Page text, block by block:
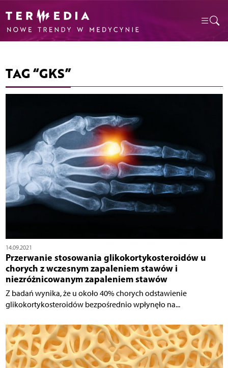
TAG “GKS”
14.09.2021
Przerwanie stosowania glikokortykosteroidów u
chorych z wczesnym zapaleniem stawów i
niezróżnicowanym zapaleniem stawów
Z badań wynika, że u około 40% chorych odstawienie
glikokortykosteroidów bezpośrednio wpłynęło na...